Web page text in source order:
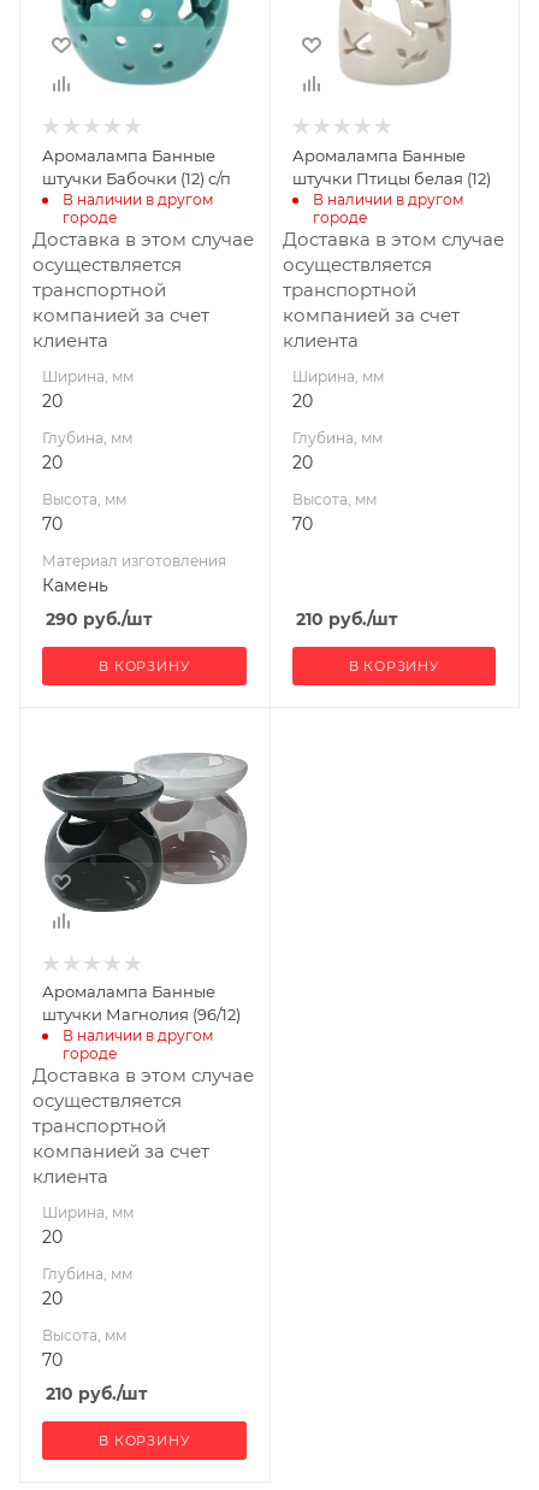
Высота, мм
70
Материал
Камень
Аромалампа Банные
штучки Бабочки (12) с/п
В наличии в другом
городе
Доставка в этом случае
осуществляется
транспортной
компанией за счет
клиента
Ширина, мм
20
Глубина, мм
20
Высота, мм
70
Материал изготовления
Камень
290 руб./шт
В КОРЗИНУ
Высота, мм
70
Аромалампа Банные
штучки Птицы белая (12)
В наличии в другом
городе
Доставка в этом случае
осуществляется
транспортной
компанией за счет
клиента
Ширина, мм
20
Глубина, мм
20
Высота, мм
70
210 руб./шт
В КОРЗИНУ
Глубина, мм
20
Высота, мм
70
Аромалампа Банные
штучки Магнолия (96/12)
В наличии в другом
городе
Доставка в этом случае
осуществляется
транспортной
компанией за счет
клиента
Ширина, мм
20
Глубина, мм
20
Высота, мм
70
210 руб./шт
В КОРЗИНУ